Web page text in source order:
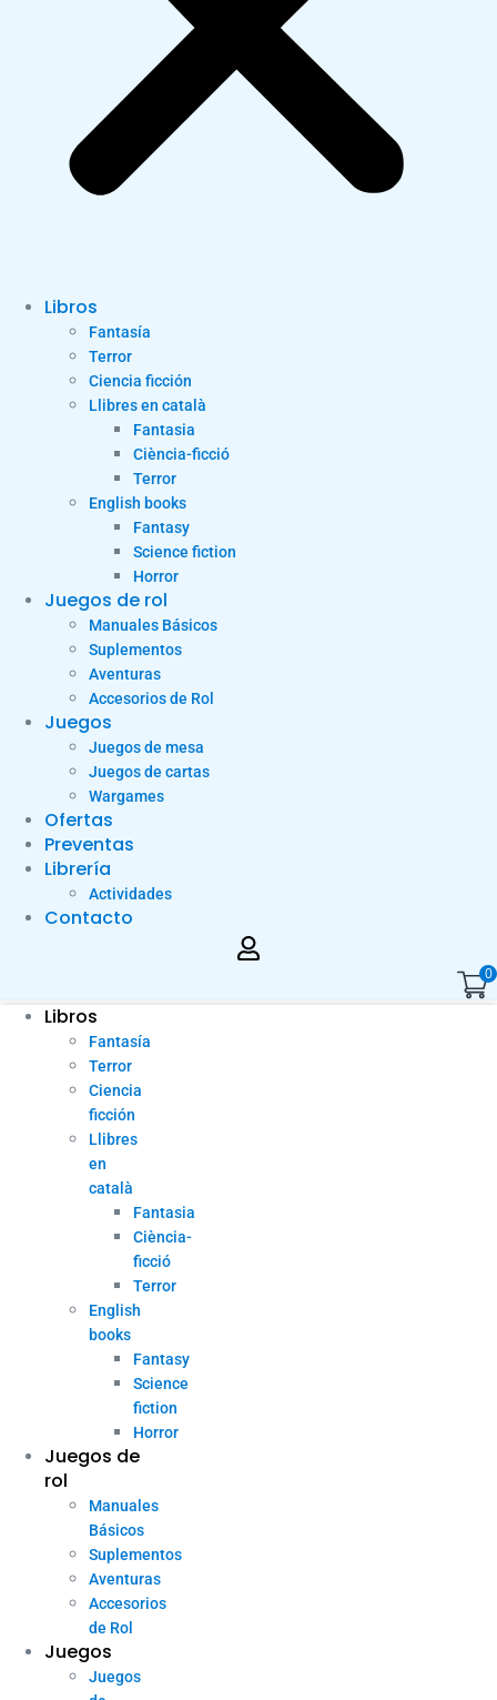
Libros
Fantasía
Terror
Ciencia ficción
Llibres en català
Fantasia
Ciència-ficció
Terror
English books
Fantasy
Science fiction
Horror
Juegos de rol
Manuales Básicos
Suplementos
Aventuras
Accesorios de Rol
Juegos
Juegos de mesa
Juegos de cartas
Wargames
Ofertas
Preventas
Librería
Actividades
Contacto
0
Libros
Fantasía
Terror
Ciencia
ficción
Llibres
en
català
Fantasia
Ciència-
ficció
Terror
English
books
Fantasy
Science
fiction
Horror
Juegos de
rol
Manuales
Básicos
Suplementos
Aventuras
Accesorios
de Rol
Juegos
Juegos